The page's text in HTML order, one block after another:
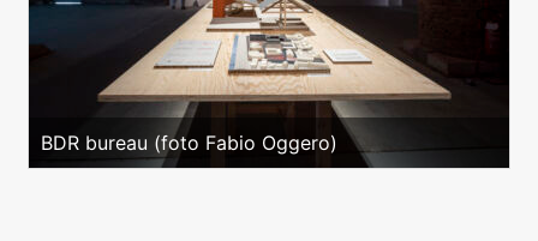
BDR bureau (foto Fabio Oggero)